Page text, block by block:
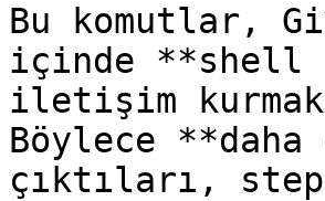
Bu komutlar,
içinde **shell
iletişim
Böylece
çıktıları,